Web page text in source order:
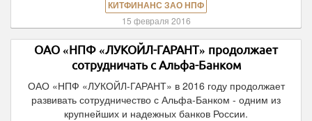
КИТФИНАНС ЗАО НПФ
15 февраля 2016
ОАО «НПФ «ЛУКОЙЛ-ГАРАНТ» продолжает
сотрудничать с Альфа-Банком
ОАО «НПФ «ЛУКОЙЛ-ГАРАНТ» в 2016 году продолжает
развивать сотрудничество с Альфа-Банком - одним из
крупнейших и надежных банков России.